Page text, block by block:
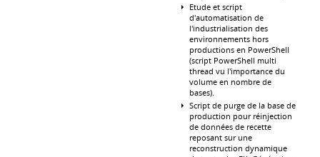
Etude et script
d'automatisation de
l'industrialisation des
environnements hors
productions en PowerShell
(script PowerShell multi
thread vu l'importance du
volume en nombre de
bases).
Script de purge de la base de
production pour réinjection
de données de recette
reposant sur une
reconstruction dynamique